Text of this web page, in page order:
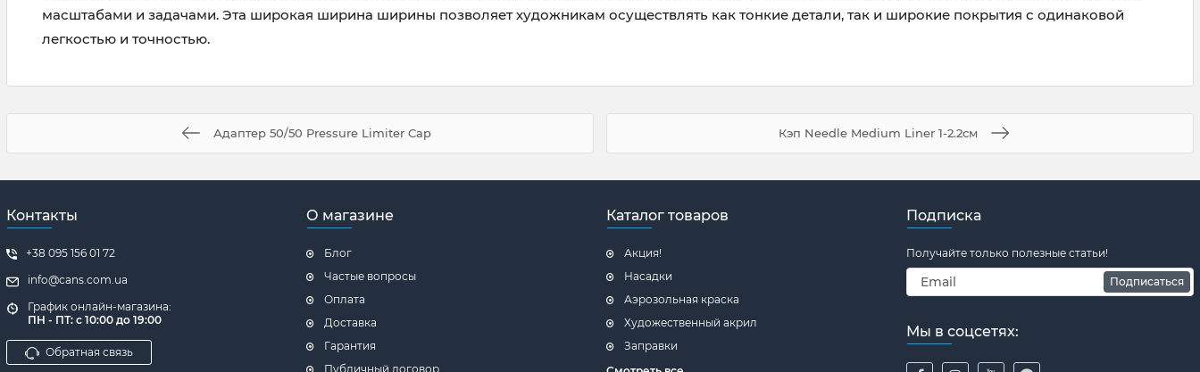
масштабами и задачами. Эта широкая ширина ширины позволяет художникам осуществлять как тонкие детали, так и широкие покрытия с одинаковой
легкостью и точностью.
Адаптер 50/50 Pressure Limiter Cap Кэп Needle Medium Liner 1-2.2см
Контакты
+38 095 156 01 72
info@cans.com.ua
График онлайн-магазина:
ПН - ПТ: с 10:00 до 19:00
Обратная связь
О магазине
Блог
Частые вопросы
Оплата
Доставка
Гарантия
Публичный договор
Каталог товаров
Акция!
Насадки
Аэрозольная краска
Художественный акрил
Заправки
Подписка
Получайте только полезные статьи!
Подписаться
Мы в соцсетях: